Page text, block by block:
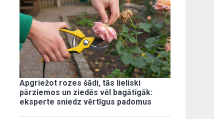
Apgriežot rozes šādi, tās lieliski
pārziemos un ziedēs vēl bagātīgāk:
eksperte sniedz vērtīgus padomus